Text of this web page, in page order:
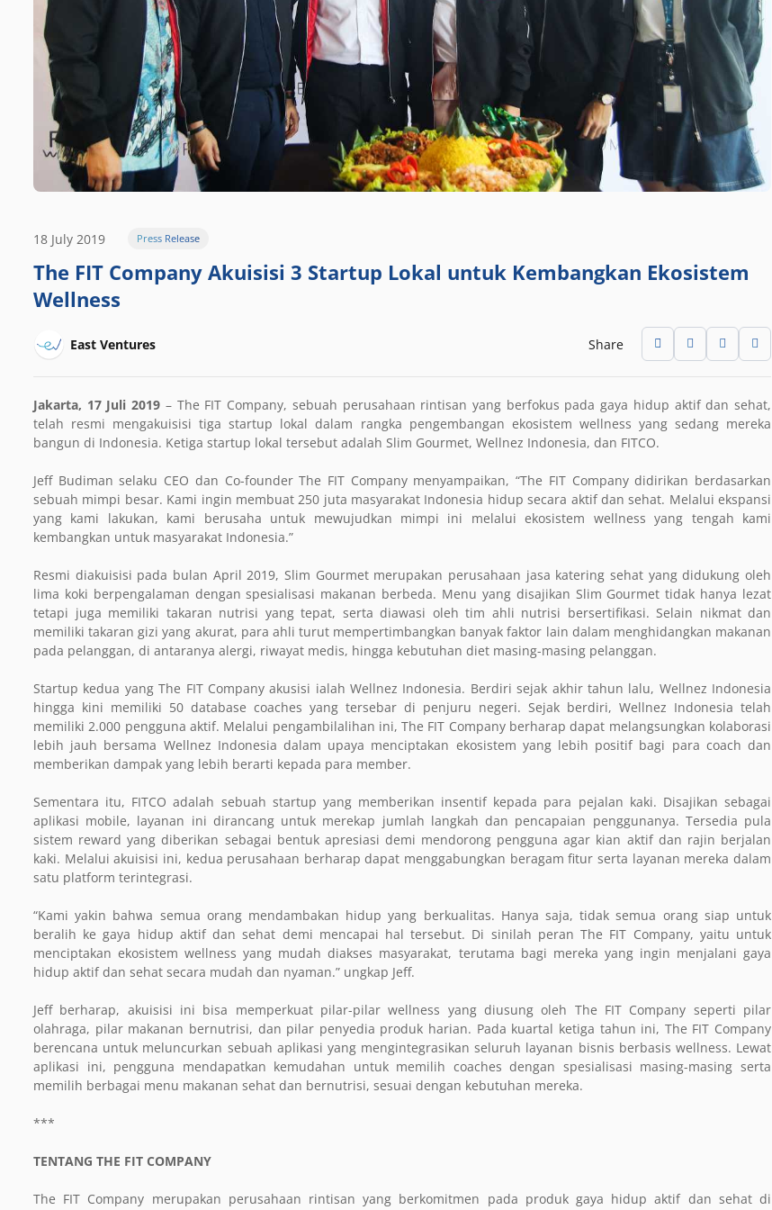
18 July 2019 Press Release
The FIT Company Akuisisi 3 Startup Lokal untuk Kembangkan Ekosistem
Wellness
East Ventures Share
Jakarta, 17 Juli 2019 – The FIT Company, sebuah perusahaan rintisan yang berfokus pada gaya hidup aktif dan sehat,
telah resmi mengakuisisi tiga startup lokal dalam rangka pengembangan ekosistem wellness yang sedang mereka
bangun di Indonesia. Ketiga startup lokal tersebut adalah Slim Gourmet, Wellnez Indonesia, dan FITCO.
Jeff Budiman selaku CEO dan Co-founder The FIT Company menyampaikan, “The FIT Company didirikan berdasarkan
sebuah mimpi besar. Kami ingin membuat 250 juta masyarakat Indonesia hidup secara aktif dan sehat. Melalui ekspansi
yang kami lakukan, kami berusaha untuk mewujudkan mimpi ini melalui ekosistem wellness yang tengah kami
kembangkan untuk masyarakat Indonesia.”
Resmi diakuisisi pada bulan April 2019, Slim Gourmet merupakan perusahaan jasa katering sehat yang didukung oleh
lima koki berpengalaman dengan spesialisasi makanan berbeda. Menu yang disajikan Slim Gourmet tidak hanya lezat
tetapi juga memiliki takaran nutrisi yang tepat, serta diawasi oleh tim ahli nutrisi bersertifikasi. Selain nikmat dan
memiliki takaran gizi yang akurat, para ahli turut mempertimbangkan banyak faktor lain dalam menghidangkan makanan
pada pelanggan, di antaranya alergi, riwayat medis, hingga kebutuhan diet masing-masing pelanggan.
Startup kedua yang The FIT Company akusisi ialah Wellnez Indonesia. Berdiri sejak akhir tahun lalu, Wellnez Indonesia
hingga kini memiliki 50 database coaches yang tersebar di penjuru negeri. Sejak berdiri, Wellnez Indonesia telah
memiliki 2.000 pengguna aktif. Melalui pengambilalihan ini, The FIT Company berharap dapat melangsungkan kolaborasi
lebih jauh bersama Wellnez Indonesia dalam upaya menciptakan ekosistem yang lebih positif bagi para coach dan
memberikan dampak yang lebih berarti kepada para member.
Sementara itu, FITCO adalah sebuah startup yang memberikan insentif kepada para pejalan kaki. Disajikan sebagai
aplikasi mobile, layanan ini dirancang untuk merekap jumlah langkah dan pencapaian penggunanya. Tersedia pula
sistem reward yang diberikan sebagai bentuk apresiasi demi mendorong pengguna agar kian aktif dan rajin berjalan
kaki. Melalui akuisisi ini, kedua perusahaan berharap dapat menggabungkan beragam fitur serta layanan mereka dalam
satu platform terintegrasi.
“Kami yakin bahwa semua orang mendambakan hidup yang berkualitas. Hanya saja, tidak semua orang siap untuk
beralih ke gaya hidup aktif dan sehat demi mencapai hal tersebut. Di sinilah peran The FIT Company, yaitu untuk
menciptakan ekosistem wellness yang mudah diakses masyarakat, terutama bagi mereka yang ingin menjalani gaya
hidup aktif dan sehat secara mudah dan nyaman.” ungkap Jeff.
Jeff berharap, akuisisi ini bisa memperkuat pilar-pilar wellness yang diusung oleh The FIT Company seperti pilar
olahraga, pilar makanan bernutrisi, dan pilar penyedia produk harian. Pada kuartal ketiga tahun ini, The FIT Company
berencana untuk meluncurkan sebuah aplikasi yang mengintegrasikan seluruh layanan bisnis berbasis wellness. Lewat
aplikasi ini, pengguna mendapatkan kemudahan untuk memilih coaches dengan spesialisasi masing-masing serta
memilih berbagai menu makanan sehat dan bernutrisi, sesuai dengan kebutuhan mereka.
***
TENTANG THE FIT COMPANY
The FIT Company merupakan perusahaan rintisan yang berkomitmen pada produk gaya hidup aktif dan sehat di